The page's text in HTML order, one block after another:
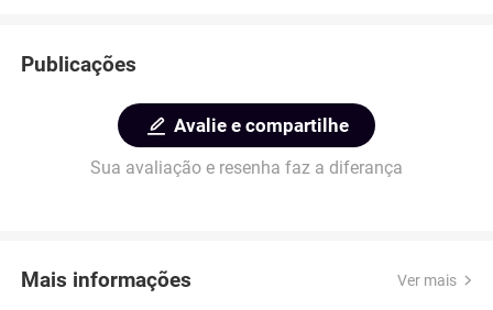
Publicações
Avalie e compartilhe
Sua avaliação e resenha faz a diferança
Mais informações Ver mais